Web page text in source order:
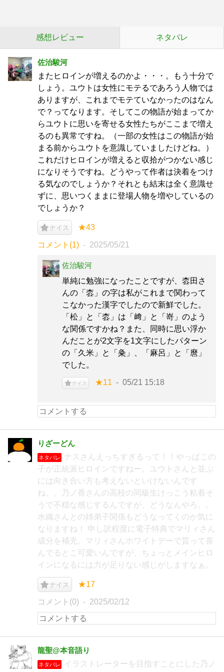
感想レビュー ネタバレ
佐治駿河
またヒロインが増えるのかよ・・・。もう十分で
しょう。ユウトは女性にモテるであろう人物では
ありますが、これまでモテていなかったのはなん
で？ってなります。そしてこの物語が始まってか
らユウトに思いを寄せる女性たちがここまで増え
るのも異常ですね。（一部の女性はこの物語が始
まる前からユウトを意識していましたけどね。）
これだけヒロインが増えると収拾がつかない感じ
になりそうですね。どうやって作者は決着をつけ
る気なのでしょうか？それとも結末は全く意識せ
ずに、思いつくままに登場人物を増やしているの
でしょうか？
ナイス ★43
コメント(1) 2025/05/21
佐治駿河
単純に勉強になったことですが、枩田さ
んの「枩」の字は私がこれまで関わって
こなかった漢字でしたので新鮮でした。
「松」と「枩」は「﨑」と「嵜」のよう
な関係ですかね？また、同時に思い浮か
んだことが2文字を1文字にしたパターン
の「久米」と「粂」、「麻呂」と「麿」
でした。
ナイス ★11 05/21 15:18
りざーどん
ネタバレ
ナスさんえっちすぎるって！！やっぱこの
子が正統派ヒロインですねー。ユウトさんと並ぶ
には向き合い方も考えないといけないんです
ね。。乃ノ香さんの高校の同級生けっこう粘着そ
うで不穏な感じするんですが、どうなんやろ。。
水織さんとの姉弟子関係もどうなってくのか気に
なりますね！ 申し訳程度に電子特典でマリィさん
成分を補充。マリィさんホワイトデーで貰って喜
んでるとこ可愛いんですが、ちょっとメインヒロ
インになるには力が足りない感じがしますなぁ。
ナイス ★17
コメント(0) 2025/02/12
龍聖@本音語り
ネタバレ
イラストレーターを目指すことにした乃ノ